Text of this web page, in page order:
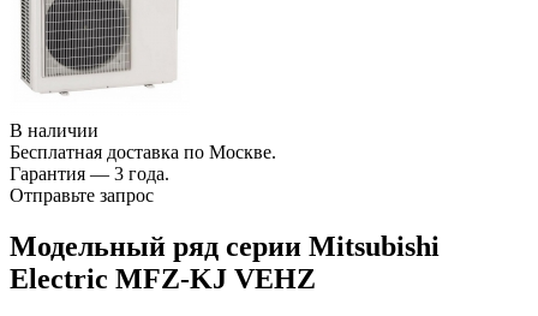
В наличии
Бесплатная доставка по Москве.
Гарантия — 3 года.
Отправьте запрос
Модельный ряд серии Mitsubishi
Electric MFZ-KJ VEHZ